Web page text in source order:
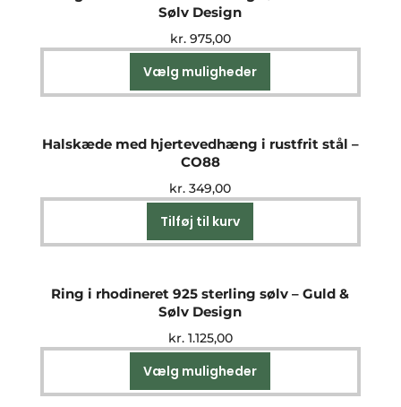
Sølv Design
kr.975,00
Vælg muligheder
vare
varianter.
kan
Halskæde med hjertevedhæng i rustfrit stål –
CO88
kr. 349,00
Tilføj til kurv
Ring i rhodineret 925 sterling sølv – Guld &
Sølv Design
kr.1.125,00
Vælg muligheder
vare